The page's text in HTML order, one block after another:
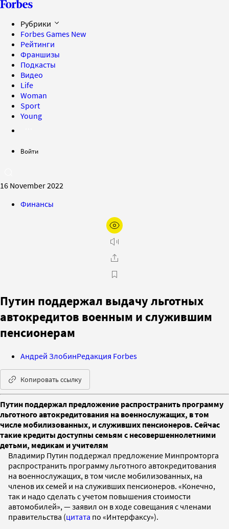
Рубрики
Forbes Games New
Рейтинги
Франшизы
Подкасты
Видео
Life
Woman
Sport
Young
Войти
16 November 2022
Финансы
Путин поддержал выдачу льготных
автокредитов военным и служившим
пенсионерам
Андрей ЗлобинРедакция Forbes
Копировать ссылку
Путин поддержал предложение распространить программу
льготного автокредитования на военнослужащих, в том
числе мобилизованных, и служивших пенсионеров. Сейчас
такие кредиты доступны семьям с несовершеннолетними
детьми, медикам и учителям
Владимир Путин поддержал предложение Минпромторга
распространить программу льготного автокредитования
на военнослужащих, в том числе мобилизованных, на
членов их семей и на служивших пенсионеров. «Конечно,
так и надо сделать с учетом повышения стоимости
автомобилей», — заявил он в ходе совещания с членами
правительства (цитата по «Интерфаксу»).